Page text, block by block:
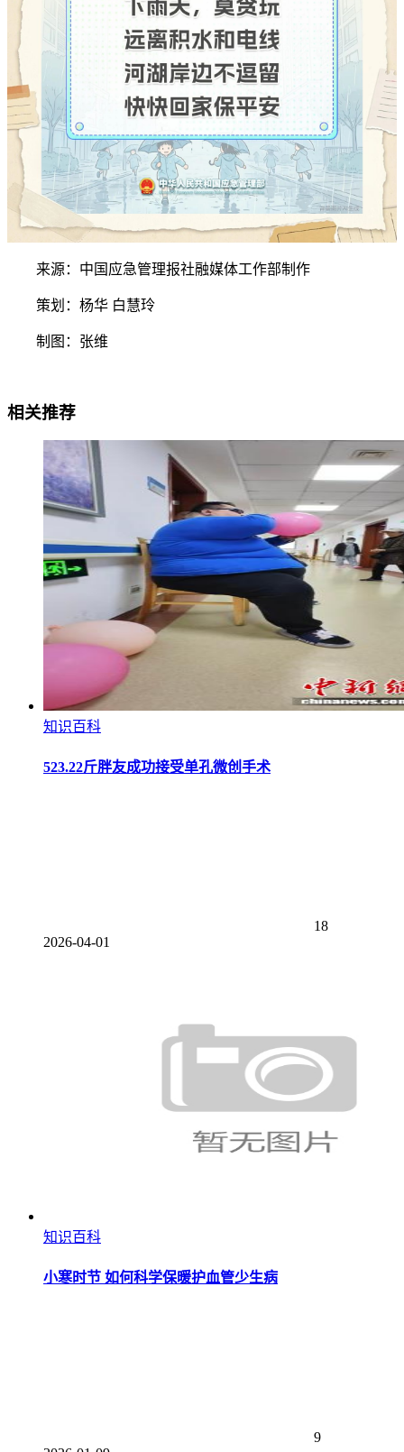
来源：中国应急管理报社融媒体工作部制作
策划：杨华 白慧玲
制图：张维
相关推荐
知识百科
523.22斤胖友成功接受单孔微创手术
18
2026-04-01
知识百科
小寒时节 如何科学保暖护血管少生病
9